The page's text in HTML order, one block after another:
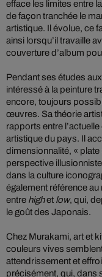
efface les limites entre
de façon tranchée le
artistique. Il évolue, ce
ainsi lorsqu’il travaille
couverture d’album
Pendant ses études
intéressé à la peinture
encore, toujours
œuvres. Sa théorie
rapports entre
artistique du pays. Il
dimensionnalité, «
perspective
dans la culture
également référence
entre highet low, qui,
le goût des Japonais.
Chez Murakami, art et
couleurs vives
attendrissement et
précisément, qui, dans